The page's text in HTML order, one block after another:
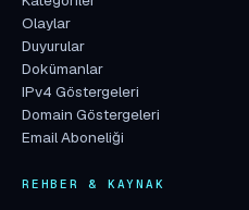
Olaylar
Duyurular
Dokümanlar
IPv4 Göstergeleri
Domain Göstergeleri
Email Aboneliği
REHBER & KAYNAK